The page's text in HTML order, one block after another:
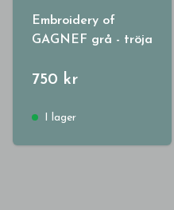
Embroidery of
GAGNEF grå - tröja
750 kr
I lager